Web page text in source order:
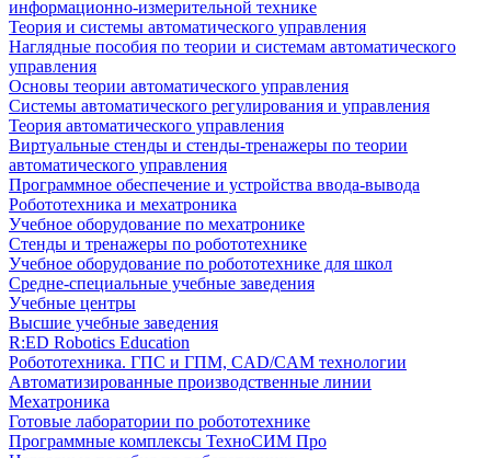
информационно-измерительной технике
Теория и системы автоматического управления
Наглядные пособия по теории и системам автоматического
управления
Основы теории автоматического управления
Системы автоматического регулирования и управления
Теория автоматического управления
Виртуальные стенды и стенды-тренажеры по теории
автоматического управления
Программное обеспечение и устройства ввода-вывода
Робототехника и мехатроника
Учебное оборудование по мехатронике
Стенды и тренажеры по робототехнике
Учебное оборудование по робототехнике для школ
Средне-специальные учебные заведения
Учебные центры
Высшие учебные заведения
R:ED Robotics Education
Робототехника. ГПС и ГПМ, CAD/CAM технологии
Автоматизированные производственные линии
Мехатроника
Готовые лаборатории по робототехнике
Программные комплексы ТехноСИМ Про